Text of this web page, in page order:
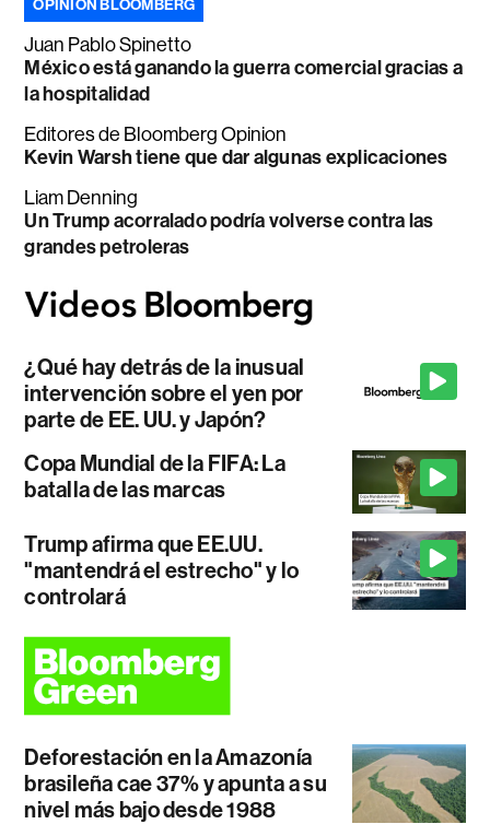
OPINIÓN BLOOMBERG
Juan Pablo Spinetto
México está ganando la guerra comercial gracias a
la hospitalidad
Editores de Bloomberg Opinion
Kevin Warsh tiene que dar algunas explicaciones
Liam Denning
Un Trump acorralado podría volverse contra las
grandes petroleras
¿Qué hay detrás de la inusual
intervención sobre el yen por
parte de EE. UU. y Japón?
Copa Mundial de la FIFA: La
batalla de las marcas
Trump afirma que EE.UU.
"mantendrá el estrecho" y lo
controlará
Deforestación en la Amazonía
brasileña cae 37% y apunta a su
nivel más bajo desde 1988